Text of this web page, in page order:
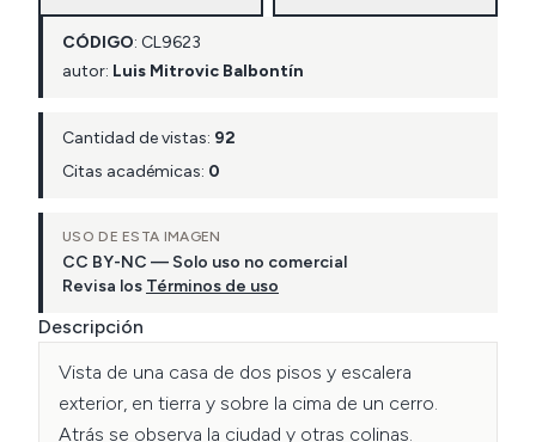
CÓDIGO: CL9623
autor: Luis Mitrovic Balbontín
Cantidad de vistas: 92
Citas académicas: 0
USO DE ESTA IMAGEN
CC BY-NC — Solo uso no comercial
Revisa los Términos de uso
Descripción
Vista de una casa de dos pisos y escalera
exterior, en tierra y sobre la cima de un cerro.